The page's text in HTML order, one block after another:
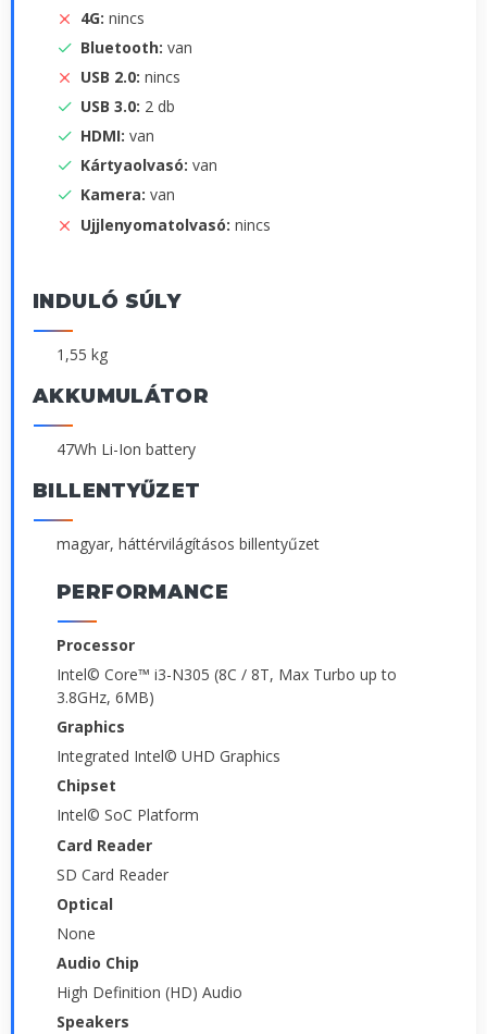
4G: nincs
Bluetooth: van
USB 2.0: nincs
USB 3.0: 2 db
HDMI: van
Kártyaolvasó: van
Kamera: van
Ujjlenyomatolvasó: nincs
INDULÓ SÚLY
1,55 kg
AKKUMULÁTOR
47Wh Li-Ion battery
BILLENTYŰZET
magyar, háttérvilágításos billentyűzet
PERFORMANCE
Processor
Intel© Core™ i3-N305 (8C / 8T, Max Turbo up to
3.8GHz, 6MB)
Graphics
Integrated Intel© UHD Graphics
Chipset
Intel© SoC Platform
Card Reader
SD Card Reader
Optical
None
Audio Chip
High Definition (HD) Audio
Speakers